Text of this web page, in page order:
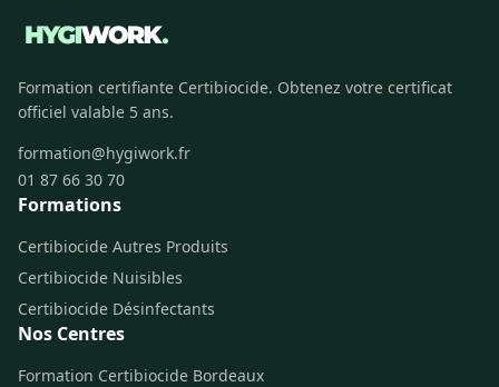
Formation certifiante Certibiocide. Obtenez votre certificat
officiel valable 5 ans.
formation@hygiwork.fr
01 87 66 30 70
Formations
Certibiocide Autres Produits
Certibiocide Nuisibles
Certibiocide Désinfectants
Nos Centres
Formation Certibiocide Bordeaux